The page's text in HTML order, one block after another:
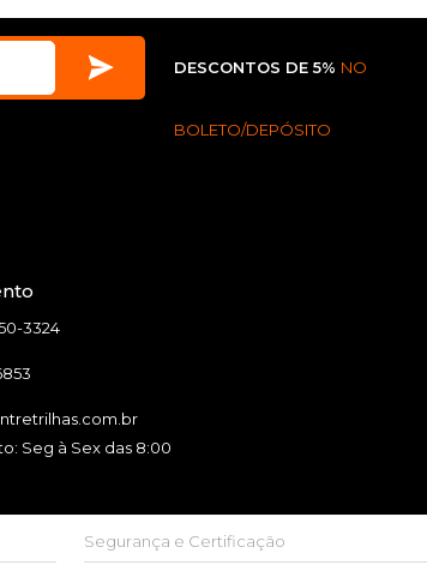
DESCONTOS DE 5% NO
BOLETO/DEPÓSITO
3324
Seg à Sex das 8:00
Segurança e Certificação